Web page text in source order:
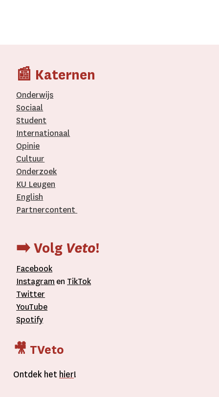
📰 Katernen
Onderwijs
Sociaal
Student
Internationaal­
Opinie
Cultuur
Onderzoek
KU Leugen
English
Partnercontent
➡️ Volg Veto!
Facebook
Instagram en TikTok
Twitter
YouTube
Spotify
🎥 TVeto
Ontdek het hier!